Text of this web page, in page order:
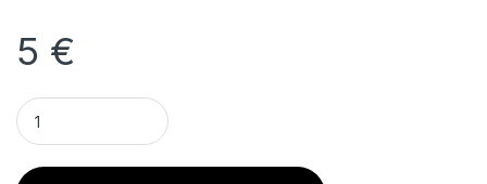
5 €
Φρέζα Διαμαντιού Βελόνα Λεπτή Μπλε για Επωνύχια